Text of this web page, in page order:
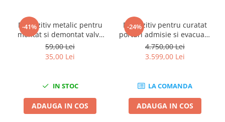
Accesorii Pneumatice
Alte scule pneumatice
Chei cu clichet
Compresoare
Furtune Aer Comprimat
Masini de gaurit si taiat
Pistoale de vopsit
-41%
Dispozitiv metalic pentru
montat si demontat valve
tubeless 295mm
59,00 Lei
35,00 Lei
IN STOC
ADAUGA IN COS
-24%
Dispozitiv pentru curatat
porturi admisie si evacuare
fara demontare cu accesorii
+ 10KG Abraziv
4.750,00 Lei
3.599,00 Lei
LA COMANDA
ADAUGA IN COS